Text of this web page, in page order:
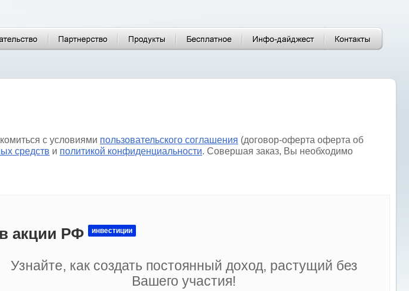
с условиями пользовательского соглашения (договор-оферта оферта об
средств и политикой конфиденциальности. Совершая заказ, Вы необходимо
акции РФ инвестиции
Узнайте, как создать постоянный доход, растущий без
Вашего участия!